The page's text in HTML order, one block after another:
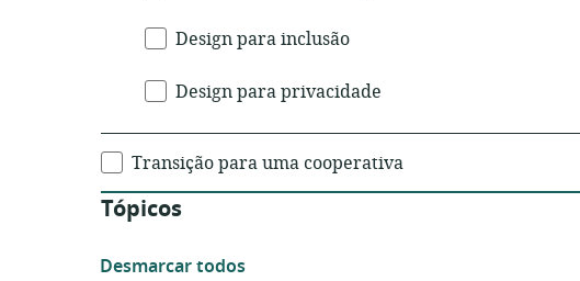
Design para inclusão
Design para privacidade
Transição para uma cooperativa
Tópicos
Desmarcar todosDesmarcar